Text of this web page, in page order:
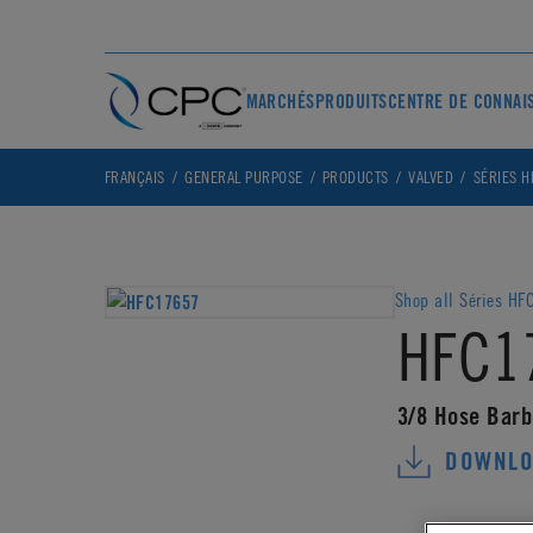
MARCHÉSPRODUITSCENTRE DE
FRANÇAIS GENERAL PURPOSE PRODUCTS VALVED SÉRIES
Shop all Séries
3/8 Hose